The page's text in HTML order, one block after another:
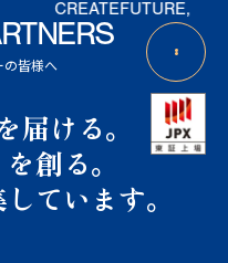
FUTURE,
の皆様へ
届ける。
創る。
ています。